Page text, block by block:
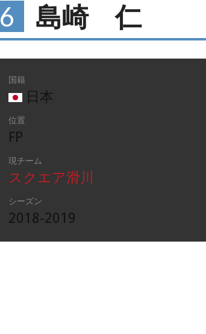
6 島崎 仁
国籍
日本
位置
FP
現チーム
スクエア滑川
シーズン
2018-2019